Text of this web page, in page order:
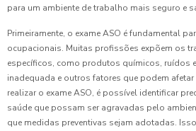
para um ambiente de trabalho mais seguro e
Primeiramente, o exame ASO é fundamental
ocupacionais. Muitas profissões expõem os
específicos, como produtos químicos, ruídos
inadequada e outros fatores que podem
realizar o exame ASO, é possível identificar
saúde que possam ser agravadas pelo
que medidas preventivas sejam adotadas.